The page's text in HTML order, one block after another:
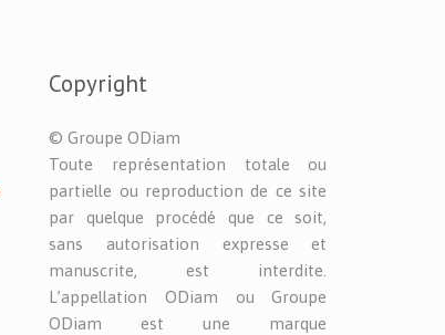
Copyright
© Groupe ODiam
Toute représentation totale ou
partielle ou reproduction de ce site
par quelque procédé que ce soit,
sans autorisation expresse et
manuscrite, est interdite.
L’appellation ODiam ou Groupe
ODiam est une marque